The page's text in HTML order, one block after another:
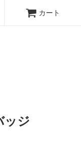
ーなどの北欧ヴィンテ
の作家の作品が並びま
カート
ジ